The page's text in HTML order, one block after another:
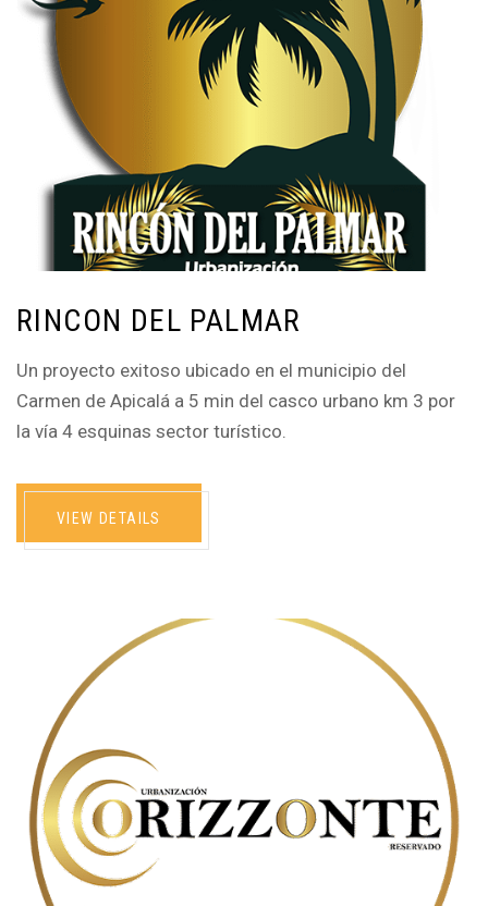
RINCON DEL PALMAR
Un proyecto exitoso ubicado en el municipio del
Carmen de Apicalá a 5 min del casco urbano km 3 por
la vía 4 esquinas sector turístico.
VIEW DETAILS